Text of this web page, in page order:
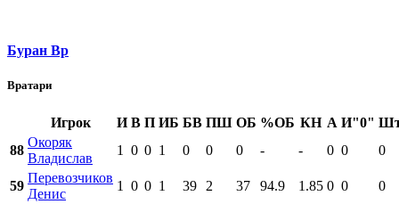
Буран Вр
Вратари
Игрок И В П ИБ БВ ПШ ОБ %ОБ КН А И"0"
88
Окоряк
Владислав
1 0 0 1 0 0 0 - - 0 0 0
59
Перевозчиков
Денис
1 0 0 1 39 2 37 94.9 1.85 0 0
0